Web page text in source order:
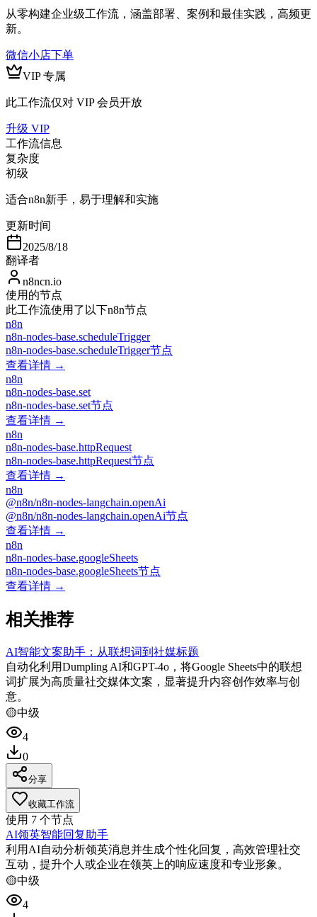
从零构建企业级工作流，涵盖部署、案例和最佳实践，高频更
新。
微信小店下单
VIP 专属
此工作流仅对 VIP 会员开放
升级 VIP
工作流信息
复杂度
初级
适合n8n新手，易于理解和实施
更新时间
2025/8/18
翻译者
n8ncn.io
使用的节点
此工作流使用了以下n8n节点
n8n
n8n-nodes-base.scheduleTrigger
n8n-nodes-base.scheduleTrigger节点
查看详情 →
n8n
n8n-nodes-base.set
n8n-nodes-base.set节点
查看详情 →
n8n
n8n-nodes-base.httpRequest
n8n-nodes-base.httpRequest节点
查看详情 →
n8n
@n8n/n8n-nodes-langchain.openAi
@n8n/n8n-nodes-langchain.openAi节点
查看详情 →
n8n
n8n-nodes-base.googleSheets
n8n-nodes-base.googleSheets节点
查看详情 →
相关推荐
AI智能文案助手：从联想词到社媒标题
自动化利用Dumpling AI和GPT-4o，将Google Sheets中的联想
词扩展为高质量社交媒体文案，显著提升内容创作效率与创
意。
🟡中级
4
0
分享
收藏工作流
使用 7 个节点
AI领英智能回复助手
利用AI自动分析领英消息并生成个性化回复，高效管理社交
互动，提升个人或企业在领英上的响应速度和专业形象。
🟡中级
4